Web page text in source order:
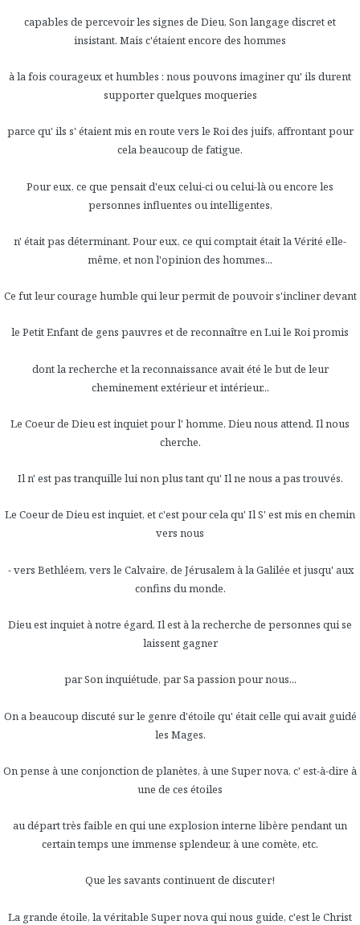
capables de percevoir les signes de Dieu, Son langage discret et
insistant. Mais c'étaient encore des hommes
à la fois courageux et humbles : nous pouvons imaginer qu' ils durent
supporter quelques moqueries
parce qu' ils s' étaient mis en route vers le Roi des juifs, affrontant pour
cela beaucoup de fatigue.
Pour eux, ce que pensait d'eux celui-ci ou celui-là ou encore les
personnes influentes ou intelligentes,
n' était pas déterminant. Pour eux, ce qui comptait était la Vérité elle-
même, et non l'opinion des hommes...
Ce fut leur courage humble qui leur permit de pouvoir s'incliner devant
le Petit Enfant de gens pauvres et de reconnaître en Lui le Roi promis
dont la recherche et la reconnaissance avait été le but de leur
cheminement extérieur et intérieur...
Le Coeur de Dieu est inquiet pour l' homme. Dieu nous attend. Il nous
cherche.
Il n' est pas tranquille lui non plus tant qu' Il ne nous a pas trouvés.
Le Coeur de Dieu est inquiet, et c'est pour cela qu' Il S' est mis en chemin
vers nous
- vers Bethléem, vers le Calvaire, de Jérusalem à la Galilée et jusqu' aux
confins du monde.
Dieu est inquiet à notre égard, Il est à la recherche de personnes qui se
laissent gagner
par Son inquiétude, par Sa passion pour nous...
On a beaucoup discuté sur le genre d'étoile qu' était celle qui avait guidé
les Mages.
On pense à une conjonction de planètes, à une Super nova, c' est-à-dire à
une de ces étoiles
au départ très faible en qui une explosion interne libère pendant un
certain temps une immense splendeur, à une comète, etc.
Que les savants continuent de discuter!
La grande étoile, la véritable Super nova qui nous guide, c'est le Christ